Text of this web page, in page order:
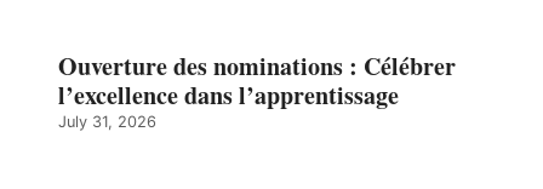
Ouverture des nominations : Célébrer
l’excellence dans l’apprentissage
July 31, 2026